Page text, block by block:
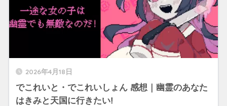
2026年4月18日
でこれいと・でこれいしょん 感想｜幽霊のあなた
はきみと天国に行きたい!